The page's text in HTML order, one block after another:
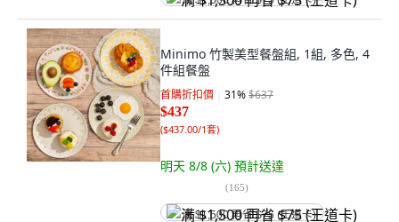
Minimo 竹製美型餐盤組, 1組, 多色, 4
件組餐盤
首購折扣價 31%$637
$437
($437.00/1套)
明天 8/8 (六) 預計送達
(165)
满 $1,500 再省 $75 (王道卡)